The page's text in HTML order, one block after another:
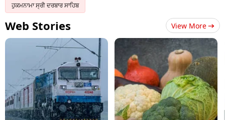
ਹੁਕਮਨਾਮਾ ਸ੍ਰੀ ਦਰਬਾਰ ਸਾਹਿਬ
Web Stories View More